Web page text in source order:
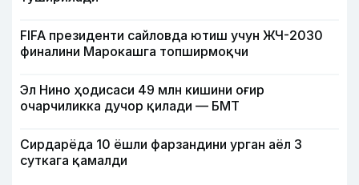
FIFA президенти сайловда ютиш учун ЖЧ-2030
финалини Марокашга топширмоқчи
Эл Нино ҳодисаси 49 млн кишини оғир
очарчиликка дучор қилади — БМТ
Сирдарёда 10 ёшли фарзандини урган аёл 3
суткага қамалди